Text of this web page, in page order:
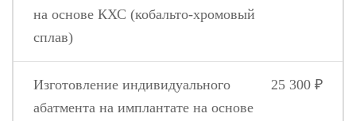
на основе КХС (кобальто-хромовый
сплав)
Изготовление индивидуального
абатмента на имплантате на основе
25 300 ₽